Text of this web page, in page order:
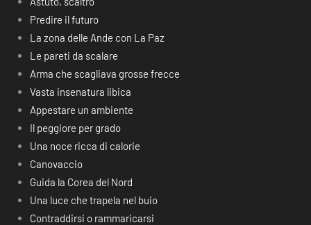
Predire il futuro
La zona delle Ande con La Paz
Le pareti da scalare
Arma che scagliava grosse frecce
Vasta insenatura libica
Appestare un ambiente
Il peggiore per grado
Una noce ricca di calorie
Canovaccio
Guida la Corea del Nord
Una luce che trapela nel buio
Contraddirsi o rammaricarsi